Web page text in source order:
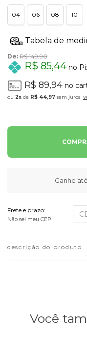
04 06 08 10
De: R$ 149,90
R$ 85,44 no
R$ 89,94 no
2x de R$ 44,97 sem juros
Ganhe até
Frete e prazo:
Não sei meu CEP
descrição do produto
Você